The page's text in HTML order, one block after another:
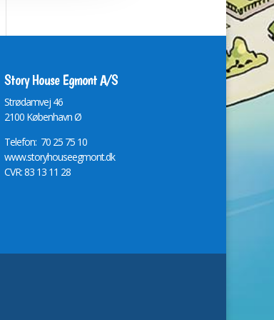
Story House Egmont A/S
Strødamvej 46
2100 København Ø
Telefon: 70 25 75 10
www.storyhouseegmont.dk
CVR: 83 13 11 28